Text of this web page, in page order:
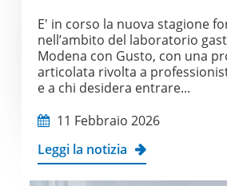
E' in corso la nuova stagione
nell’ambito del laboratorio
Modena con Gusto, con una
articolata rivolta a
e a chi desidera entrare...
11 Febbraio 2026
Leggi la notizia